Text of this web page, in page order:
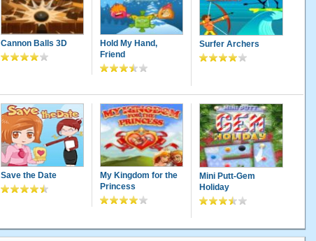
Cannon Balls 3D
Hold My Hand,
Friend
Surfer Archers
Save the Date
My Kingdom for the
Princess
Mini Putt-Gem
Holiday